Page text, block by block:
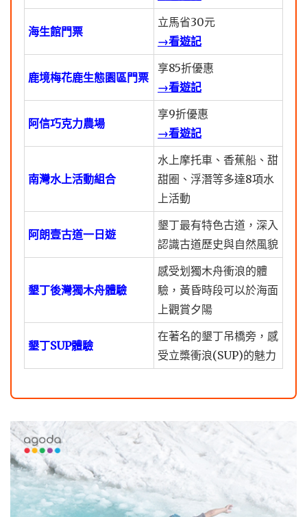
海生館門票
立馬省30元
→看遊記
鹿境梅花鹿生態園區門票
享85折優惠
→看遊記
阿信巧克力農場
享9折優惠
→看遊記
南灣水上活動組合
水上摩托車、香蕉船、甜
甜圈、浮潛等多達8項水
上活動
阿朗壹古道一日遊
墾丁最有特色古道，深入
認識古道歷史與自然風貌
墾丁後灣獨木舟體驗
感受划獨木舟衝浪的體
驗，黃昏時段可以於海面
上觀賞夕陽
墾丁SUP體驗
在著名的墾丁吊橋旁，感
受立槳衝浪(SUP)的魅力